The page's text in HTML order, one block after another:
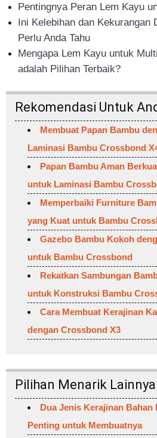
Pentingnya Peran Lem Kayu
Ini Kelebihan dan Kekurangan
Perlu Anda Tahu
Mengapa Lem Kayu untuk
adalah Pilihan Terbaik?
Rekomendasi Untuk
Membuat Papan Bambu
Laminasi Bambu Crossbond
Papan Bambu Aman
untuk Laminasi Bambu
Memperbaiki Furniture
yang Kuat untuk Bambu
Gazebo Bambu Kokoh
untuk Bambu Crossbond
Rekatkan Sambungan
untuk Konstruksi Bambu
Cara Membuat Kerajinan
dengan Crossbond X3
Pilihan Menarik Lainnya
Dua Jenis Kerajinan Bahan
Penting untuk Membuatnya